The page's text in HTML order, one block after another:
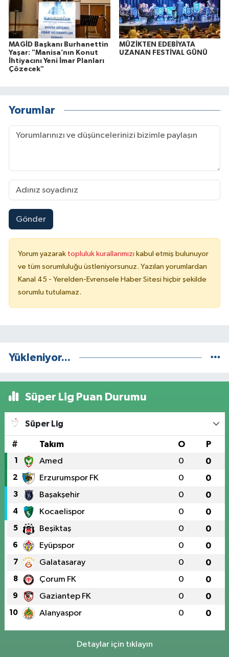
MAGİD Başkanı Burhanettin
Yaşar: "Manisa’nın Konut
İhtiyacını Yeni İmar Planları
Çözecek"
MÜZİKTEN EDEBİYATA
UZANAN FESTİVAL GÜNÜ
Yorumlar
Gönder
Yorum yazarak topluluk kurallarımızı kabul etmiş bulunuyor
ve tüm sorumluluğu üstleniyorsunuz. Yazılan yorumlardan
Kanal 45 - Yerelden-Evrensele Haber Sitesi hiçbir şekilde
sorumlu tutulamaz.
Yükleniyor...
Süper Lig Puan Durumu
Süper Lig
# Takım O P
1 Amed 0 0
2 Erzurumspor FK 0 0
3 Başakşehir 0 0
4 Kocaelispor 0 0
5 Beşiktaş 0 0
6 Eyüpspor 0 0
7 Galatasaray 0 0
8 Çorum FK 0 0
9 Gaziantep FK 0 0
10 Alanyaspor 0 0
Detaylar için tıklayın